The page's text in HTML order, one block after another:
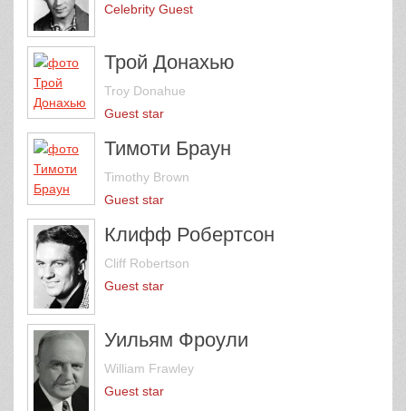
Celebrity Guest
Трой Донахью
Troy Donahue
Guest star
Тимоти Браун
Timothy Brown
Guest star
Клифф Робертсон
Cliff Robertson
Guest star
Уильям Фроули
William Frawley
Guest star